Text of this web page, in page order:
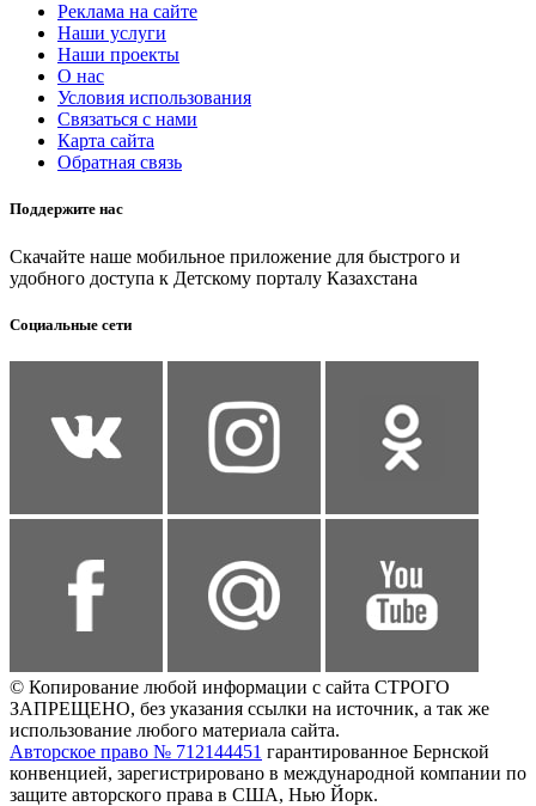
Реклама на сайте
Наши услуги
Наши проекты
О нас
Условия использования
Связаться с нами
Карта сайта
Обратная связь
Поддержите нас
Скачайте наше мобильное приложение для быстрого и
удобного доступа к Детскому порталу Казахстана
Социальные сети
© Копирование любой информации с сайта СТРОГО
ЗАПРЕЩЕНО, без указания ссылки на источник, а так же
использование любого материала сайта.
Авторское право № 712144451 гарантированное Бернской
конвенцией, зарегистрировано в международной компании по
защите авторского права в США, Нью Йорк.